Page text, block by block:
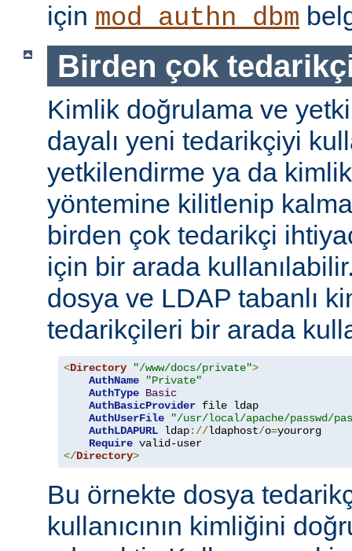
için mod_authn_dbm
Birden çok
Kimlik doğrulama ve
dayalı yeni tedarikçiyi
yetkilendirme ya da
yöntemine kilitlenip
birden çok tedarikçi
için bir arada
dosya ve LDAP tabanlı
tedarikçileri bir arada
<Directory "/www/docs/private">
AuthName
"Private"
AuthType Basic
AuthBasicProvider file ldap
AuthUserFile
"/usr/local/apache/passwd/
AuthLDAPURL ldap://ldaphost/o=yourorg
Require
</Directory>
Bu örnekte dosya
kullanıcının kimliğini